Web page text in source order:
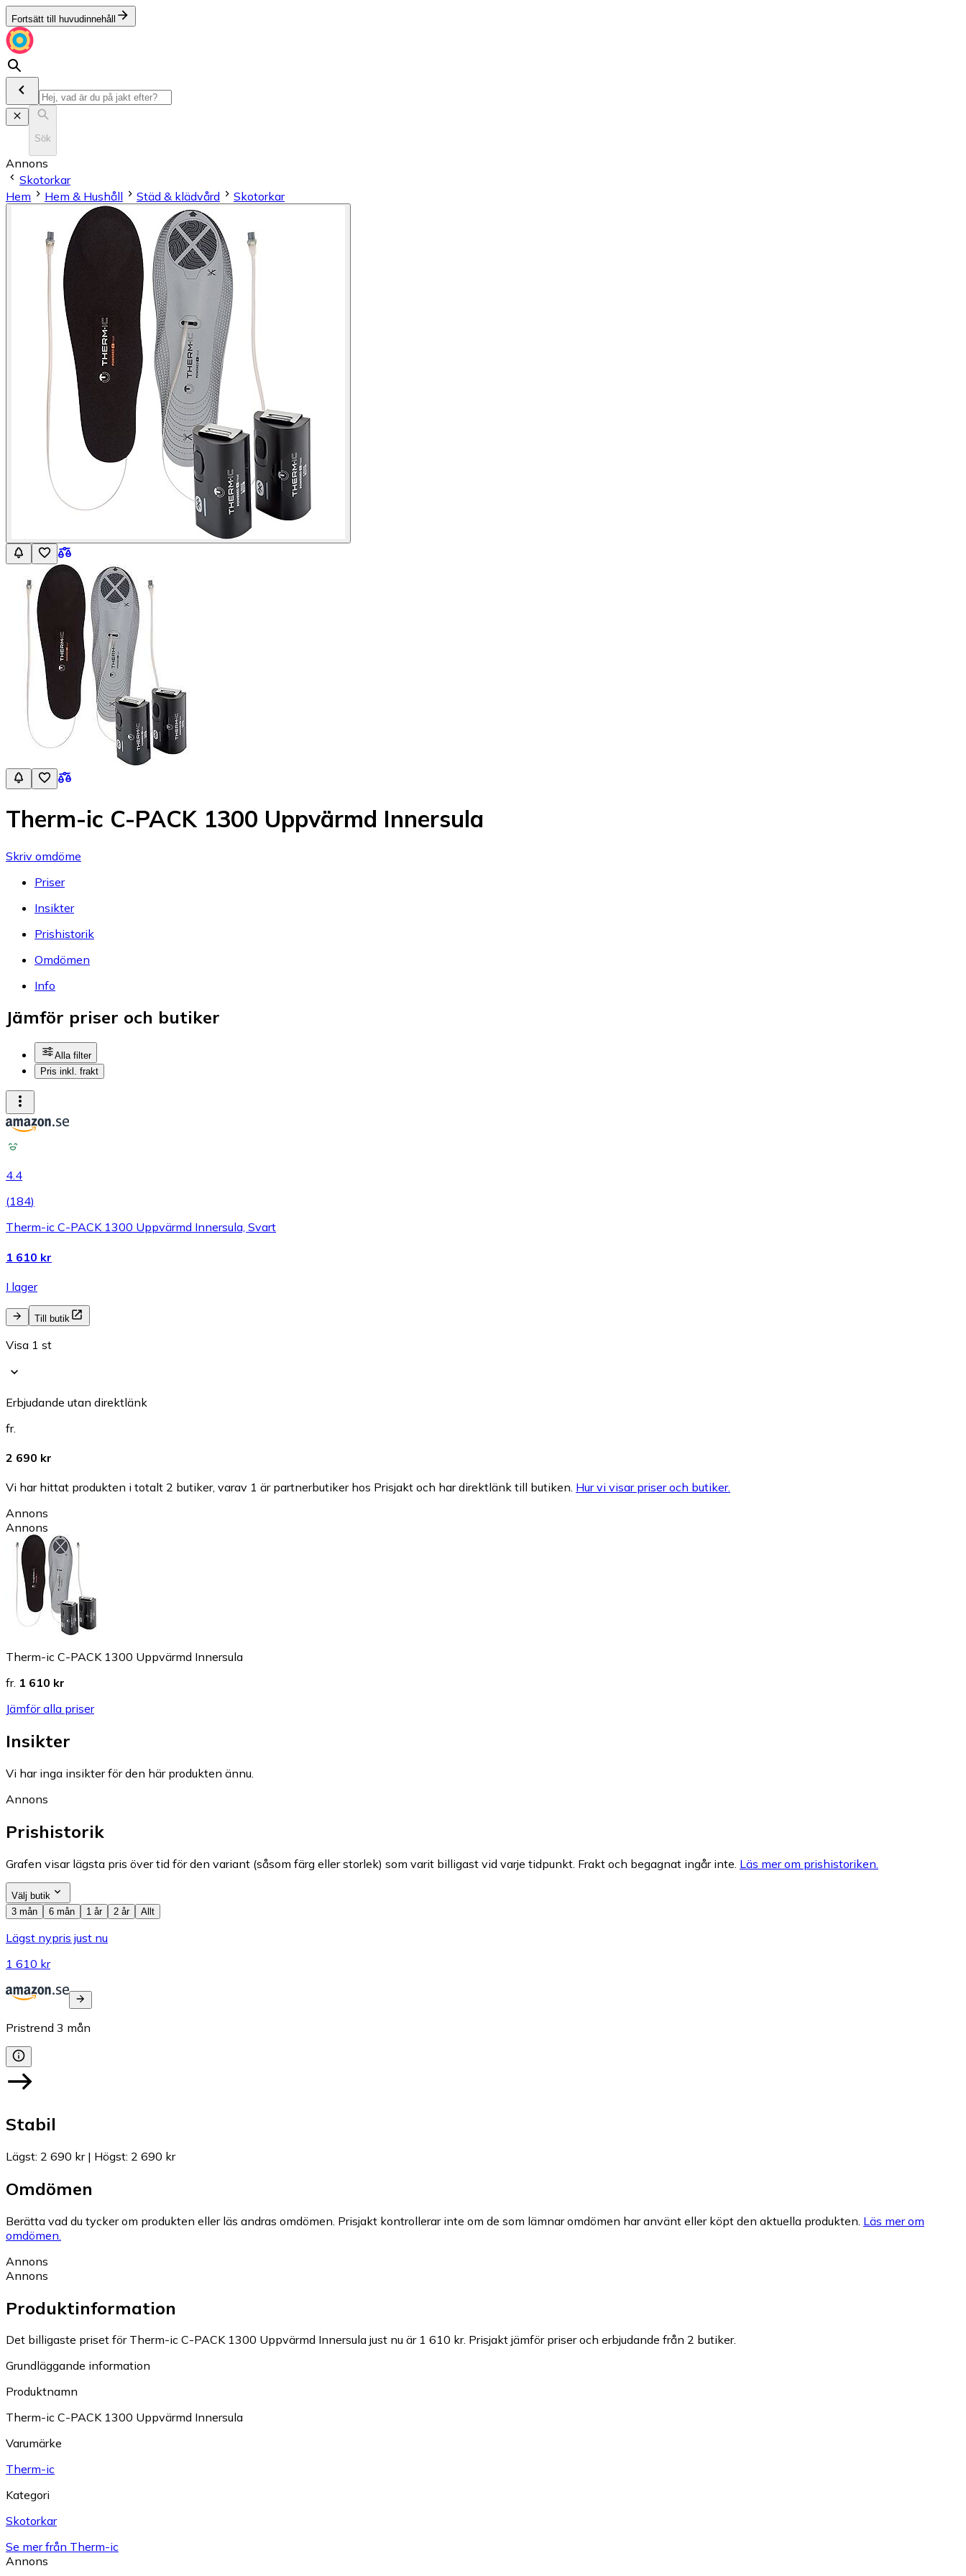
Fortsätt till huvudinnehåll
Sök
Annons
Skotorkar
Hem
Hem & Hushåll Städ & klädvård Skotorkar
Therm-ic C-PACK 1300 Uppvärmd Innersula
Skriv omdöme
Priser
Insikter
Prishistorik
Omdömen
Info
Jämför priser och butiker
Alla filter
Pris inkl. frakt
4.4
(184)
Therm-ic C-PACK 1300 Uppvärmd Innersula, Svart
1 610 kr
I lager
Till butik
Visa 1 st
Erbjudande utan direktlänk
fr.
2 690 kr
Vi har hittat produkten i totalt 2 butiker, varav 1 är partnerbutiker hos Prisjakt och har direktlänk till butiken. Hur vi visar priser och butiker.
Annons
Annons
Therm-ic C-PACK 1300 Uppvärmd Innersula
fr. 1 610 kr
Jämför alla priser
Insikter
Vi har inga insikter för den här produkten ännu.
Annons
Prishistorik
Grafen visar lägsta pris över tid för den variant (såsom färg eller storlek) som varit billigast vid varje tidpunkt. Frakt och begagnat ingår inte. Läs mer om prishistoriken.
Välj butik
3 mån
6 mån 1 år 2 år Allt
Lägst nypris just nu
1 610 kr
Pristrend 3 mån
Stabil
Lägst: 2 690 kr| Högst: 2 690 kr
Omdömen
Berätta vad du tycker om produkten eller läs andras omdömen. Prisjakt kontrollerar inte om de som lämnar omdömen har använt eller köpt den aktuella produkten. Läs mer om
omdömen.
Annons
Annons
Produktinformation
Det billigaste priset för Therm-ic C-PACK 1300 Uppvärmd Innersula just nu är 1 610 kr. Prisjakt jämför priser och erbjudande från 2 butiker.
Grundläggande information
Produktnamn
Therm-ic C-PACK 1300 Uppvärmd Innersula
Varumärke
Therm-ic
Kategori
Skotorkar
Se mer från Therm-ic
Annons